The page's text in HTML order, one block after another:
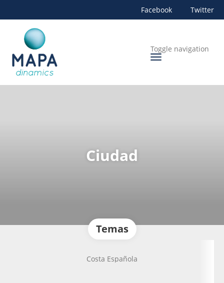
Facebook Twitter
Toggle navigation
Ciudad
Temas
Costa Española